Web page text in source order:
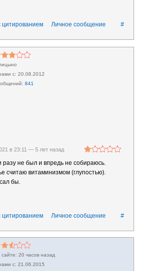
#
цитированием Личное сообщение
20.08.2012
841
в 23:11 — 5 лет назад
разу не был и впредь не собираюсь.
считаю витаминизмом (глупостью).
бы.
#
цитированием Личное сообщение
20 часов назад
21.06.2015